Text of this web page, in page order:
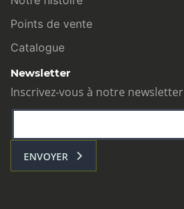
Points de vente
Catalogue
Newsletter
Inscrivez-vous à notre newsletter
ENVOYER